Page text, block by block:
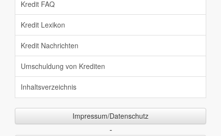
Kredit FAQ
Kredit Lexikon
Kredit Nachrichten
Umschuldung von Krediten
Inhaltsverzeichnis
Impressum/Datenschutz
-